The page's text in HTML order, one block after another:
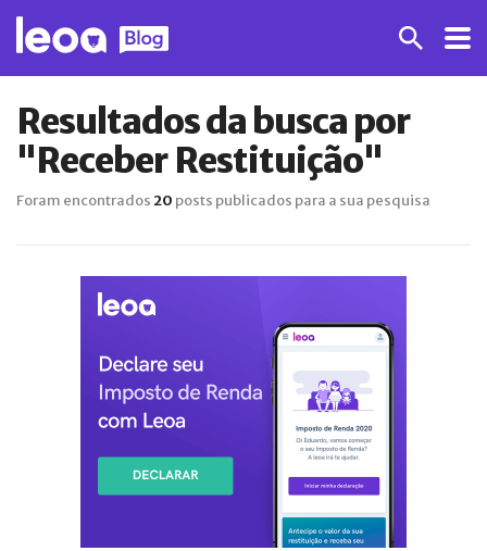
Resultados da busca por
"Receber Restituição"
Foram encontrados20 posts publicados para a sua pesquisa